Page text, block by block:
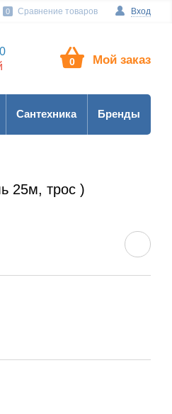
Вход
0 Сравнение товаров
0 Мой заказ
Сантехника Бренды
25м, трос )